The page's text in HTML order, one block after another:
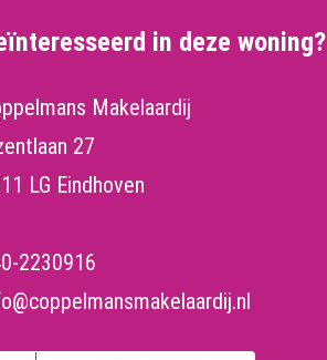
in deze woning?
Makelaardij
27
LG Eindhoven
2230916